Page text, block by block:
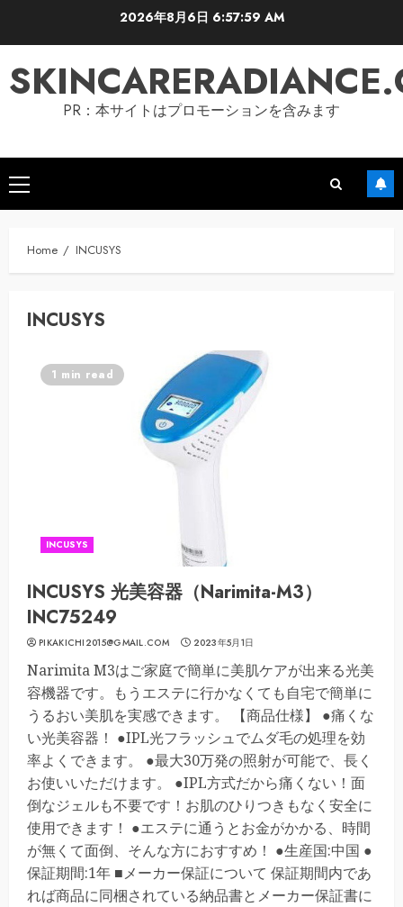
2026年8月6日 6:58:00 AM
PR：本サイトはプロモーションを含みます
Primary
Menu
Home INCUSYS
INCUSYS
1 min read
INCUSYS
INCUSYS 光美容器（Narimita-M3）
INC75249
PIKAKICHI2015@GMAIL.COM 2023年5月1日
Narimita M3はご家庭で簡単に美肌ケアが出来る光美
容機器です。もうエステに行かなくても自宅で簡単に
うるおい美肌を実感できます。 【商品仕様】 ●痛くな
い光美容器！ ●IPL光フラッシュでムダ毛の処理を効
率よくできます。 ●最大30万発の照射が可能で、長く
お使いいただけます。 ●IPL方式だから痛くない！面
倒なジェルも不要です！お肌のひりつきもなく安全に
使用できます！ ●エステに通うとお金がかかる、時間
が無くて面倒、そんな方におすすめ！ ●生産国:中国 ●
保証期間:1年 ■メーカー保証について 保証期間内であ
れば商品に同梱されている納品書とメーカー保証書に